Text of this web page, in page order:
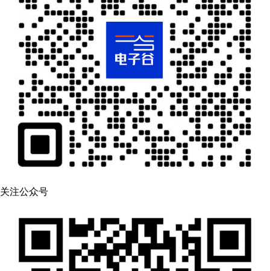
关注公众号